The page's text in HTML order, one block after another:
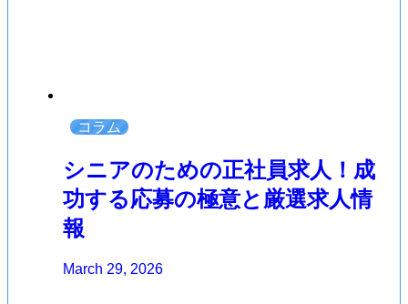
コラム
シニアのための正社員求人！成
功する応募の極意と厳選求人情
報
March 29, 2026